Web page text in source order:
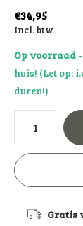
€34,95
Incl. btw
Op voorraad
huis! (Let op:
duren!)
Gratis